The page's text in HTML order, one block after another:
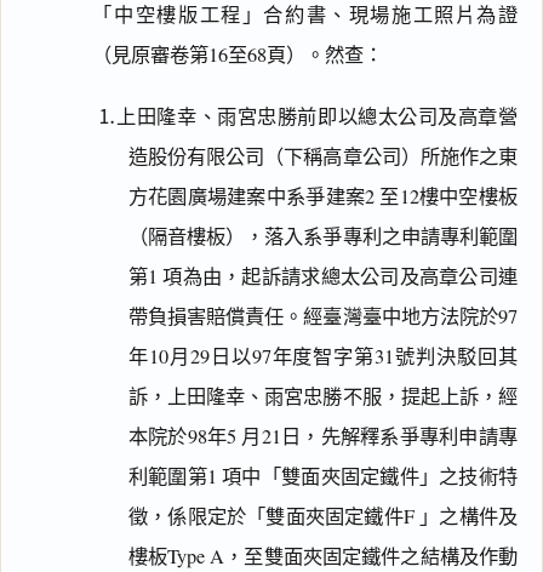
「中空樓版工程」合約書、現場施工照片為證
（見原審卷第16至68頁）。然查：
⒈上田隆幸、雨宮忠勝前即以總太公司及高章營
造股份有限公司（下稱高章公司）所施作之東
方花園廣場建案中系爭建案2 至12樓中空樓板
（隔音樓板），落入系爭專利之申請專利範圍
第1 項為由，起訴請求總太公司及高章公司連
帶負損害賠償責任。經臺灣臺中地方法院於97
年10月29日以97年度智字第31號判決駁回其
訴，上田隆幸、雨宮忠勝不服，提起上訴，經
本院於98年5 月21日，先解釋系爭專利申請專
利範圍第1 項中「雙面夾固定鐵件」之技術特
徵，係限定於「雙面夾固定鐵件F 」之構件及
樓板Type A，至雙面夾固定鐵件之結構及作動